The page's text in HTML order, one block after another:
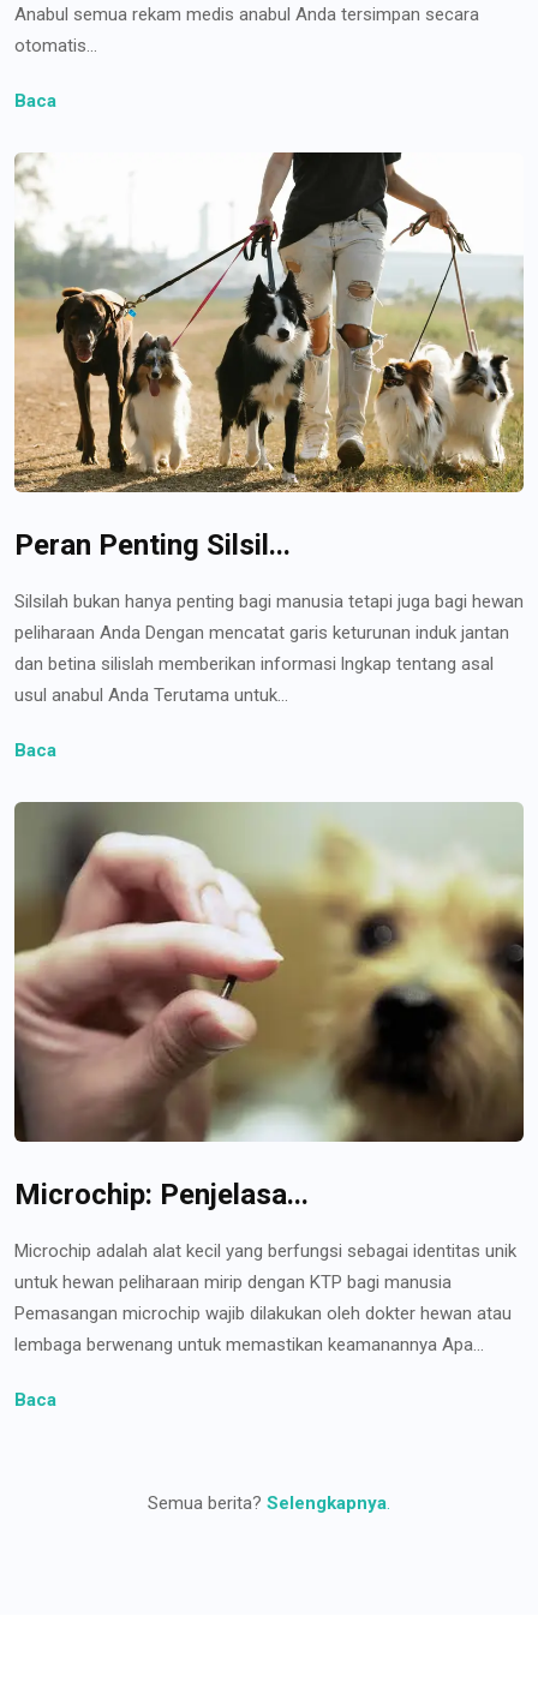
Anabul semua rekam medis anabul Anda tersimpan secara
otomatis...
Baca
Peran Penting Silsil...
Silsilah bukan hanya penting bagi manusia tetapi juga bagi hewan
peliharaan Anda Dengan mencatat garis keturunan induk jantan
dan betina silislah memberikan informasi lngkap tentang asal
usul anabul Anda Terutama untuk...
Baca
Microchip: Penjelasa...
Microchip adalah alat kecil yang berfungsi sebagai identitas unik
untuk hewan peliharaan mirip dengan KTP bagi manusia
Pemasangan microchip wajib dilakukan oleh dokter hewan atau
lembaga berwenang untuk memastikan keamanannya Apa...
Baca
Semua berita? Selengkapnya.